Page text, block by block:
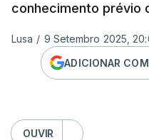
conhecimento prévio
Lusa / 9 Setembro 2025,
ADICIONAR
OUVIR